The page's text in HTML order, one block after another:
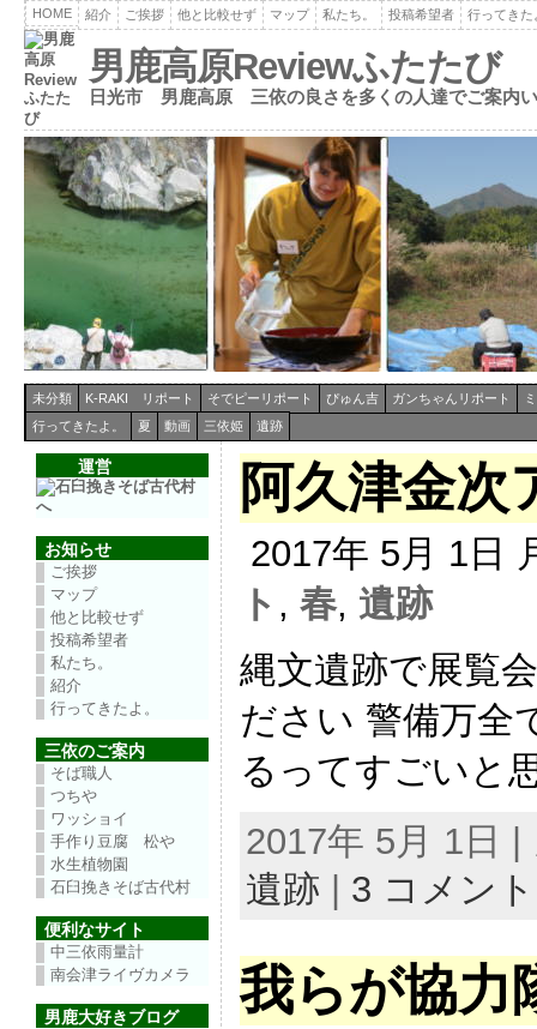
HOME 紹介 ご挨拶 他と比較せず マップ 私たち。 投稿希望者 行ってきた
男鹿高原Reviewふたたび
日光市 男鹿高原 三依の良さを多くの人達でご案内
未分類 K-RAKI リポート そでピーリポート ぴゅん吉 ガンちゃんリポート
行ってきたよ。
夏 動画 三依姫 遺跡
運営
お知らせ
ご挨拶
マップ
他と比較せず
投稿希望者
私たち。
紹介
行ってきたよ。
三依のご案内
そば職人
つちや
ワッショイ
手作り豆腐 松や
水生植物園
石臼挽きそば古代村
便利なサイト
中三依雨量計
南会津ライヴカメラ
男鹿大好きブログ
阿久津金次
2017年 5月 1日
ト , 春, 遺跡
縄文遺跡で展覧
ださい 警備万
るってすごいと
2017年 5月 1日
遺跡 | 3 コメント
我らが協力